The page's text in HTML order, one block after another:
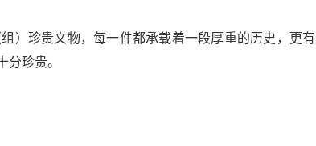
）珍贵文物，每一件都承载着一段厚重的历史，更有
分珍贵。